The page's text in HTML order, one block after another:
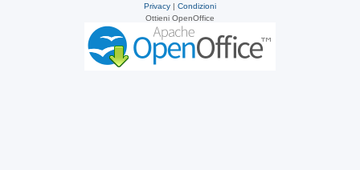
Privacy | Condizioni
Ottieni OpenOffice